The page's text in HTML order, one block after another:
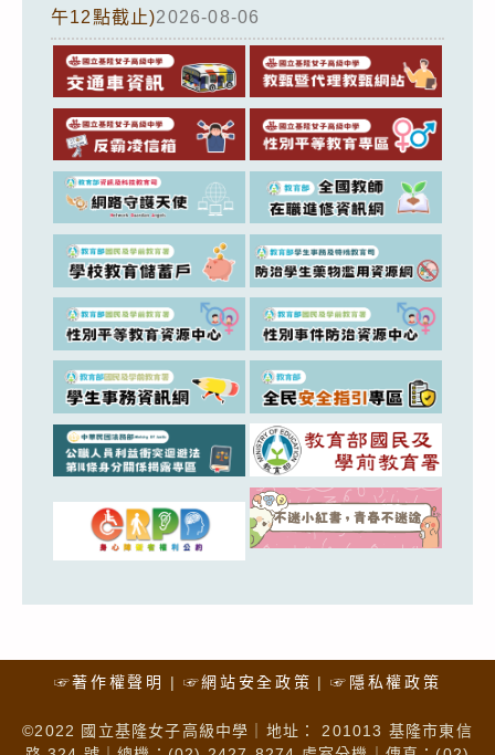
午12點截止)2026-08-06
☞著作權聲明 ☞網站安全政策 ☞隱私權政策
©2022 國立基隆女子高級中學｜地址： 201013 基隆市東信